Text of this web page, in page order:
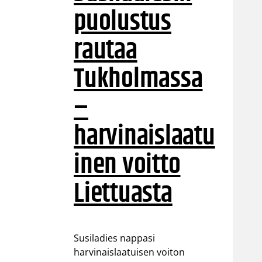
puolustus
rautaa
Tukholmassa
–
harvinaislaatu
inen voitto
Liettuasta
Susiladies nappasi
harvinaislaatuisen voiton